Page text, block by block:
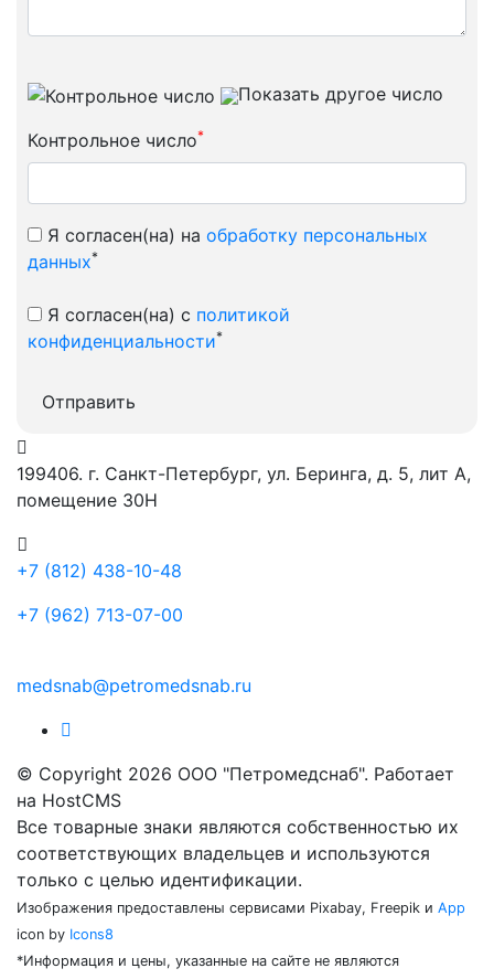
Показать другое число
Контрольное число*
Я согласен(на) на обработку персональных
данных*
Я согласен(на) с политикой
конфиденциальности*
Отправить
199406. г. Санкт-Петербург, ул. Беринга, д. 5, лит А,
помещение 30Н
+7 (812) 438-10-48
+7 (962) 713-07-00
medsnab@petromedsnab.ru
© Copyright 2026 ООО "Петромедснаб". Работает
на HostCMS
Все товарные знаки являются собственностью их
соответствующих владельцев и используются
только с целью идентификации.
Изображения предоставлены сервисами Pixabay, Freepik и App
icon by Icons8
*Информация и цены, указанные на сайте не являются